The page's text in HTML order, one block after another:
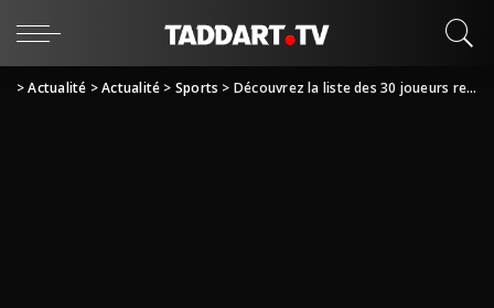
>Actualité >Actualité > Sports > Découvrez la liste des 30 joueurs retenus pour le ballon d’or 2021